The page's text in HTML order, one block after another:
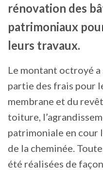
rénovation des
patrimoniaux
leurs travaux.
Le montant octroyé
partie des frais pour
membrane et du
toiture,
patrimoniale en
de la cheminée.
été réalisées de